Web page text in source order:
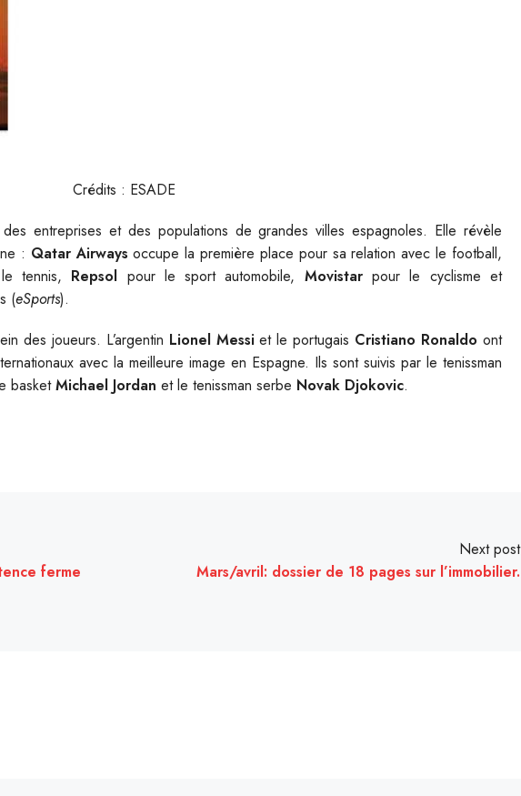
Crédits : ESADE
entreprises et des populations de grandes villes espagnoles. Elle révèle
: Qatar Airways occupe la première place pour sa relation avec le football,
letennis, Repsol pour le sport automobile, Movistar pour le cyclisme et
(eSports).
des joueurs. L’argentin Lionel Messiet le portugais Cristiano Ronaldo ont
avec la meilleure image en Espagne. Ils sont suivis par le tenissman
basketMichael Jordan et le tenissman serbe Novak Djokovic.
ferme
Next post
Mars/avril: dossier de 18 pages sur l’immobilier.